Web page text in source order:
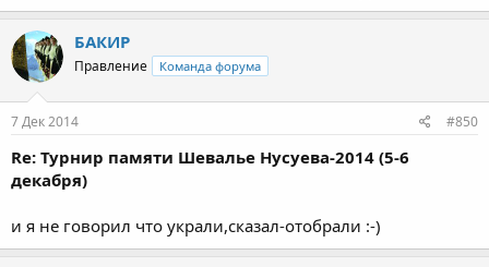
БАКИР
Правление Команда форума
7 Дек 2014 #850
Re: Турнир памяти Шевалье Нусуева-2014 (5-6
декабря)
и я не говорил что украли,сказал-отобрали :-)